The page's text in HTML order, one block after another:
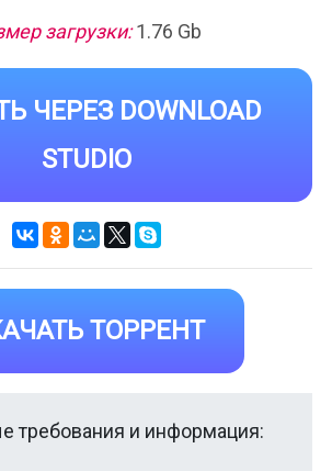
загрузки:1.76 Gb
ЧЕРЕЗ DOWNLOAD
STUDIO
ТОРРЕНТ
требования и информация: